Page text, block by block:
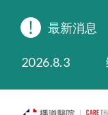
最新消息
2026.3.20